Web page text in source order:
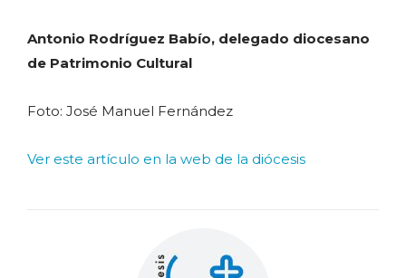
Antonio Rodríguez Babío, delegado diocesano
de Patrimonio Cultural
Foto: José Manuel Fernández
Ver este artículo en la web de la diócesis